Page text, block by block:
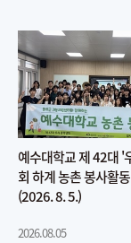
예수대학교 제 42대 '
회 하계 농촌 봉사활
(2026. 8. 5.)
2026.08.05